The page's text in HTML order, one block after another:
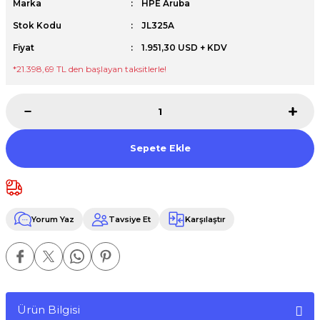
Marka HPE Aruba
Stok Kodu JL325A
Fiyat
1.951,30 USD + KDV
*21.398,69 TL den başlayan taksitlerle!
Sepete Ekle
Yorum Yaz Tavsiye Et Karşılaştır
Ürün Bilgisi